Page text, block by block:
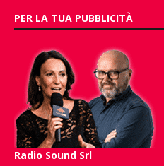
PER LA TUA PUBBLICITÀ
Radio Sound Srl